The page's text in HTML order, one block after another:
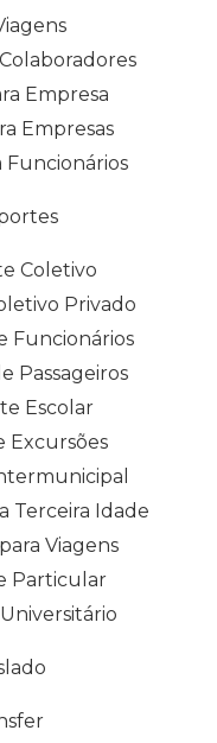
Empresa
Empresas
Funcionários
Coletivo
Privado
Funcionários
Passageiros
Escolar
Excursões
Terceira Idade
Viagens
Particular